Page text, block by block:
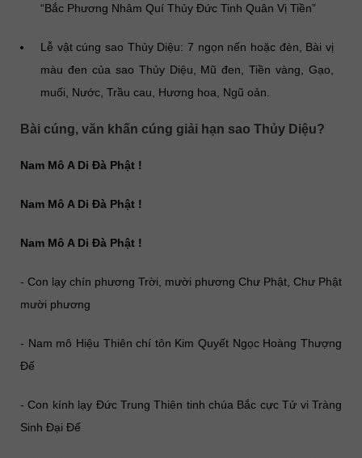
“Bắc Phương Nhâm Quí Thủy Đức Tinh Quân Vị Tiền”
Lễ vật cúng sao Thủy Diệu: 7 ngọn nến hoặc đèn, Bài vị
màu đen của sao Thủy Diệu, Mũ đen, Tiền vàng, Gạo,
muối, Nước, Trầu cau, Hương hoa, Ngũ oản.
Bài cúng, văn khấn cúng giải hạn sao Thủy Diệu?
Nam Mô A Di Đà Phật !
Nam Mô A Di Đà Phật !
Nam Mô A Di Đà Phật !
- Con lạy chín phương Trời, mười phương Chư Phật, Chư Phật
mười phương
- Nam mô Hiệu Thiên chí tôn Kim Quyết Ngọc Hoàng Thượng
Đế
- Con kính lạy Đức Trung Thiên tinh chúa Bắc cực Tử vi Tràng
Sinh Đại Đế